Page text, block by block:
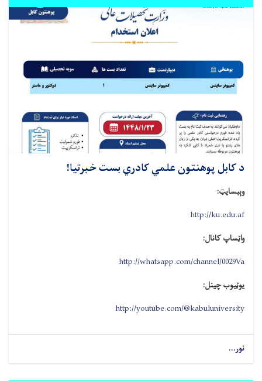
د کابل پوهنتون علمي کادري بست خبرتیا!
وېبسایټ:
http://ku.edu.af
واټساپ کانال:
http://whatsapp.com/channel/0029Va
یوټیوب چینل:
http://youtube.com/@kabuluniversity
نور...